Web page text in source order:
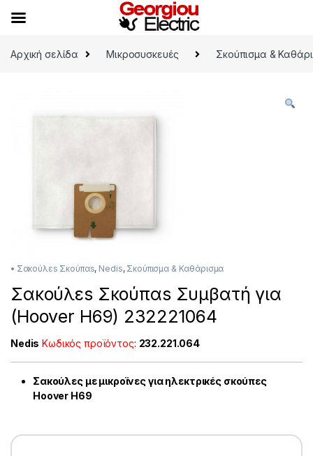
Αρχική σελίδα
Μικροσυσκευές Σκούπισμα &
• Σακούλεs Σκούπαs, Nedis, Σκούπισμα & Καθάρισμα
Σακούλεs Σκούπαs Συμβατή για
(Hoover H69) 232221064
Nedis Κωδικός προϊόντος: 232.221.064
Σακούλες με μικροϊνες για ηλεκτρικές σκούπες
Hoover H69